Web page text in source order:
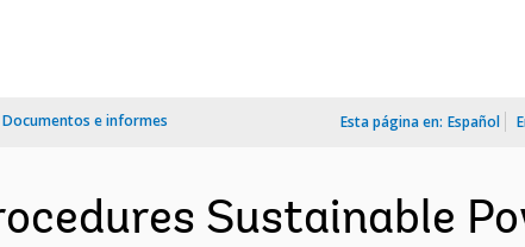
Documentos e informes Esta página en: Español
Sustainable